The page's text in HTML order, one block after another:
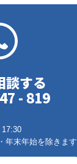
談する
- 819
年末年始を除きます